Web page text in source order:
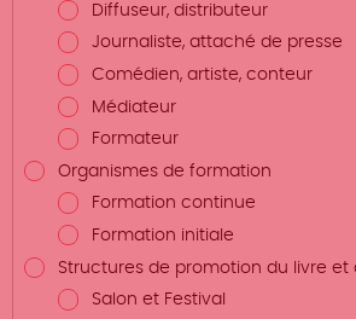
Diffuseur, distributeur
Journaliste, attaché de presse
Comédien, artiste, conteur
Médiateur
Formateur
Organismes de formation
Formation continue
Formation initiale
Structures de promotion du livre et
Salon et Festival